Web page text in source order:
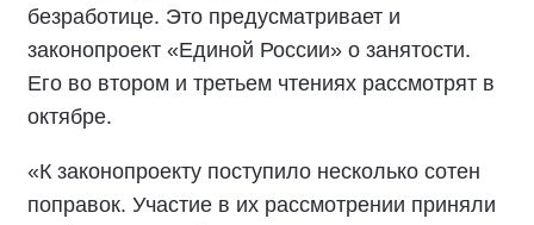
безработице. Это предусматривает и
законопроект «Единой России» о занятости.
Его во втором и третьем чтениях рассмотрят в
октябре.
«К законопроекту поступило несколько сотен
поправок. Участие в их рассмотрении приняли